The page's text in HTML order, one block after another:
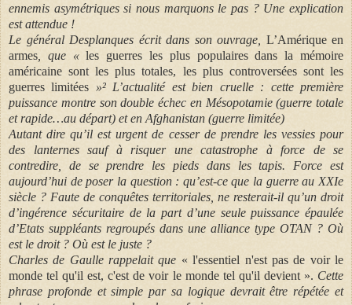
ennemis asymétriques si nous marquons le pas ? Une explication
est attendue !
Le général Desplanques écrit dans son ouvrage,
L’Amérique en
armes , que «les guerres les plus populaires dans la mémoire
américaine sont les plus totales, les plus controversées sont les
guerres limitées »² L’actualité est bien cruelle : cette première
puissance montre son double échec en Mésopotamie (guerre totale
et rapide…au départ) et en Afghanistan (guerre limitée)
Autant dire qu’il est urgent de cesser de prendre les vessies pour
des lanternes sauf à risquer une catastrophe à force de se
contredire, de se prendre les pieds dans les tapis. Force est
aujourd’hui de poser la question : qu’est-ce que la guerre au XXIe
siècle ? Faute de conquêtes territoriales, ne resterait-il qu’un droit
d’ingérence sécuritaire de la part d’une seule puissance épaulée
d’Etats suppléants regroupés dans une alliance type OTAN ? Où
est le droit ? Où est le juste ?
Charles de Gaulle rappelait que « l'essentiel n'est pas de voir le
monde tel qu'il est, c'est de voir le monde tel qu'il devient ». Cette
phrase profonde et simple par sa logique devrait être répétée et